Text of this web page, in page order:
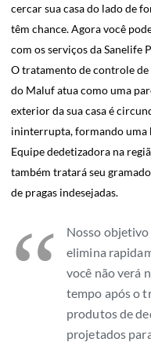
cercar sua casa do lado de
têm chance. Agora você
com os serviços da
O tratamento de controle
do Maluf atua como uma
exterior da sua casa é
ininterrupta, formando uma
Equipe dedetizadora na
também tratará seu
de pragas indesejadas.
“
Nosso
elimina
você não verá
tempo após o
produtos de
projetados